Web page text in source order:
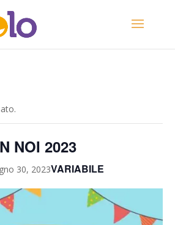
NOI 2023
30, 2023VARIABILE